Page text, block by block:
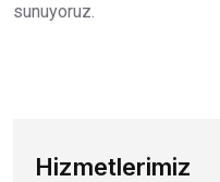
sunuyoruz.
Hizmetlerimiz